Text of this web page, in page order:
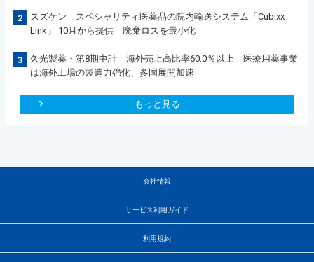
2
スズケン スペシャリティ医薬品の院内輸送システム「Cubixx
Link」 10月から提供 廃棄ロスを最小化
3
久光製薬・第8期中計 海外売上高比率60.0％以上 医療用薬事業
は海外工場の製造力強化、多国展開加速
もっと見る
会社情報
サービス利用ガイド
利用規約